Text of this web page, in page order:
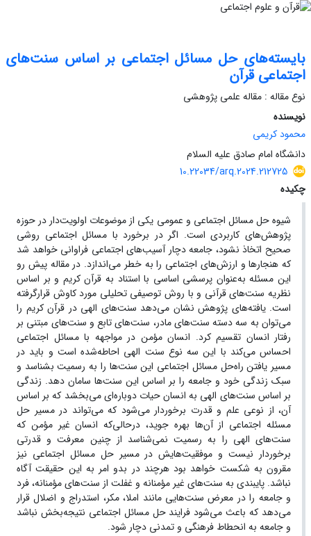
بایسته‌های حل مسائل اجتماعی بر اساس سنت‌های
اجتماعی قرآن
نوع مقاله : مقاله علمی پژوهشی
نویسنده
محمود کریمی
دانشگاه امام صادق علیه السلام
10.22034/arq.2024.212725
چکیده
شیوه حل مسائل اجتماعی و عمومی یکی از موضوعات اولویت‌دار در حوزه
پژوهش‌های کاربردی است. اگر در برخورد با مسائل اجتماعی روشی
صحیح اتخاذ نشود، جامعه دچار آسیب‌های اجتماعی فراوانی خواهد شد
که هنجارها و ارزش‌های اجتماعی را به خطر می‌اندازد. در مقاله پیش رو
این مسئله به‌عنوان پرسشی اساسی با استناد به قرآن کریم و بر اساس
نظریه سنت‌های قرآنی و با روش توصیفی تحلیلی مورد کاوش قرارگرفته
است. یافته‌های پژوهش نشان می‌دهد سنت‌های الهی در قرآن کریم را
می‌توان به سه دسته سنت‌های مادر، سنت‌های تابع و سنت‌های مبتنی بر
رفتار انسان تقسیم کرد. انسان مؤمن در مواجهه با مسائل اجتماعی
احساس می‌کند با این سه نوع سنت الهی احاطه‌شده است و باید در
مسیر یافتن راه‌حل مسائل اجتماعی این سنت‌ها را به رسمیت بشناسد و
سبک زندگی خود و جامعه را بر اساس این سنت‌ها سامان دهد. زندگی
بر اساس سنت‌های الهی به انسان حیات دوباره‌ای می‌بخشد که بر اساس
آن، از نوعی علم و قدرت برخوردار می‌شود که می‌تواند در مسیر حل
مسئله اجتماعی از آن‌ها بهره جوید، درحالی‌که انسان غیر مؤمن که
سنت‌های الهی را به رسمیت نمی‌شناسد از چنین معرفت و قدرتی
برخوردار نیست و موفقیت‌هایش در مسیر حل مسائل اجتماعی نیز
مقرون به شکست خواهد بود هرچند در بدو امر به این حقیقت آگاه
نباشد. پایبندی به سنت‌های غیر مؤمنانه و غفلت از سنت‌های مؤمنانه، فرد
و جامعه را در معرض سنت‌هایی مانند املا، مکر، استدراج و اضلال قرار
می‌دهد که باعث می‌شود فرایند حل مسائل اجتماعی نتیجه‌بخش نباشد
و جامعه به انحطاط فرهنگی و تمدنی دچار شود.